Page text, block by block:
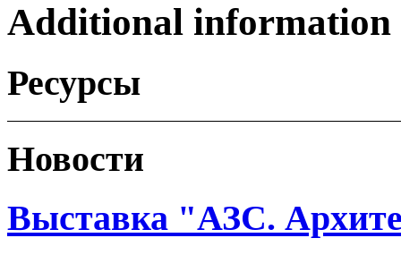
Additional information
Ресурсы
Новости
Выставка "АЗС.